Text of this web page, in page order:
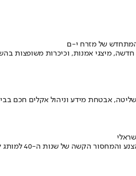
המתחדש של מזרח י-ם
אבטחת מידע וניהול אקלים חכם